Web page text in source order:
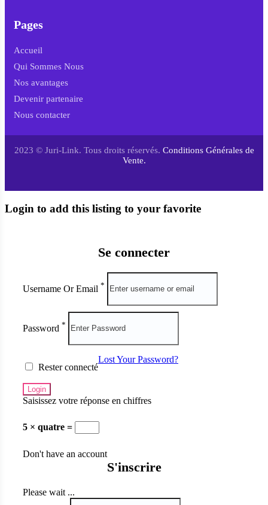
Pages
Accueil
Qui Sommes Nous
Nos avantages
Devenir partenaire
Nous contacter
2023 © Juri-Link. Tous droits réservés. Conditions Générales de
Vente.
Login to add this listing to your favorite
Se connecter
Username Or Email *
Password *
Rester connecté
Lost Your Password?
Saisissez votre réponse en chiffres
5 × quatre =
Don't have an account
S'inscrire
Please wait ...